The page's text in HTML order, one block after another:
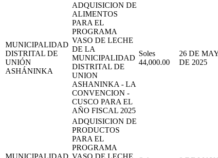
MUNICIPALIDAD
DISTRITAL DE
UNIÓN
ASHÁNINKA
ADQUISICION DE
ALIMENTOS
PARA EL
PROGRAMA
VASO DE LECHE
DE LA
MUNICIPALIDAD
DISTRITAL DE
UNION
ASHANINKA - LA
CONVENCION -
CUSCO PARA EL
AÑO FISCAL 2025
Soles
44,000.00
26 DE
DE 2025
MUNICIPALIDAD
ADQUISICION DE
PRODUCTOS
PARA EL
PROGRAMA
VASO DE LECHE